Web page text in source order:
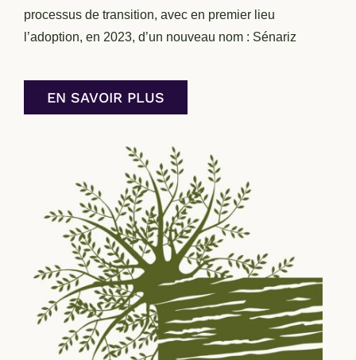
processus de transition, avec en premier lieu
l’adoption, en 2023, d’un nouveau nom : Sénariz
EN SAVOIR PLUS